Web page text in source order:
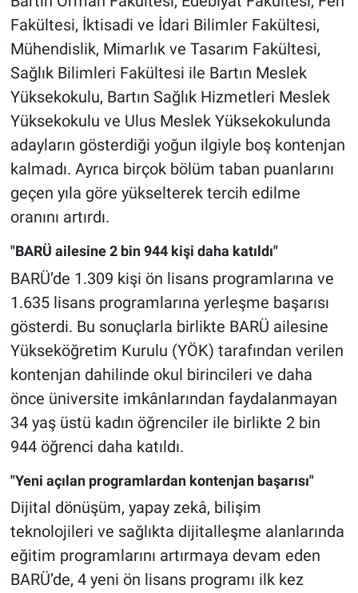
Fakültesi, İktisadi ve İdari Bilimler Fakültesi,
Mühendislik, Mimarlık ve Tasarım Fakültesi,
Sağlık Bilimleri Fakültesi ile Bartın Meslek
Yüksekokulu, Bartın Sağlık Hizmetleri Meslek
Yüksekokulu ve Ulus Meslek Yüksekokulunda
adayların gösterdiği yoğun ilgiyle boş kontenjan
kalmadı. Ayrıca birçok bölüm taban puanlarını
geçen yıla göre yükselterek tercih edilme
oranını artırdı.
"BARÜ ailesine 2 bin 944 kişi daha katıldı"
BARÜ’de 1.309 kişi ön lisans programlarına ve
1.635 lisans programlarına yerleşme başarısı
gösterdi. Bu sonuçlarla birlikte BARÜ ailesine
Yükseköğretim Kurulu (YÖK) tarafından verilen
kontenjan dahilinde okul birincileri ve daha
önce üniversite imkânlarından faydalanmayan
34 yaş üstü kadın öğrenciler ile birlikte 2 bin
944 öğrenci daha katıldı.
"Yeni açılan programlardan kontenjan başarısı"
Dijital dönüşüm, yapay zekâ, bilişim
teknolojileri ve sağlıkta dijitalleşme alanlarında
eğitim programlarını artırmaya devam eden
BARÜ’de, 4 yeni ön lisans programı ilk kez